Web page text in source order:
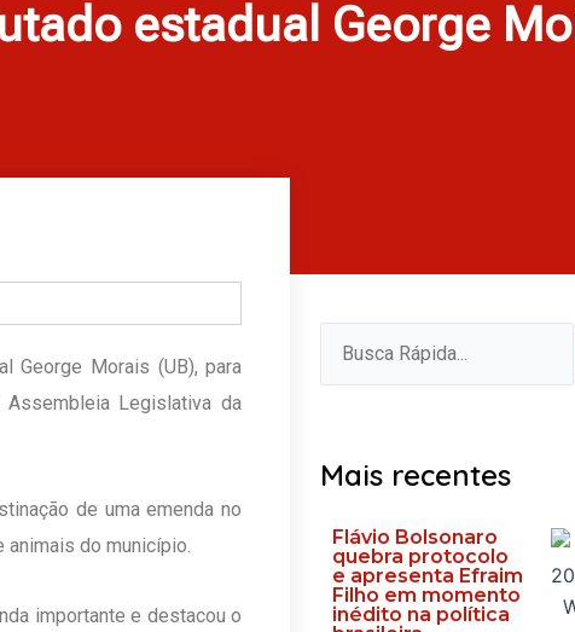
estadual George
George Morais (UB), para
Legislativa da
de uma emenda no
animais do município.
importante e destacou o
Mais recentes
Flávio Bolsonaro
quebra protocolo
e apresenta Efraim
Filho em momento
inédito na política